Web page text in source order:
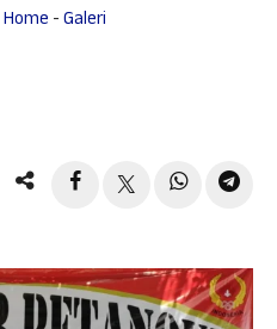
Home -Galeri